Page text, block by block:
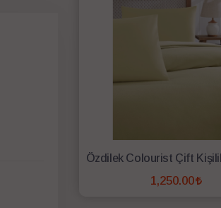
1,250.00